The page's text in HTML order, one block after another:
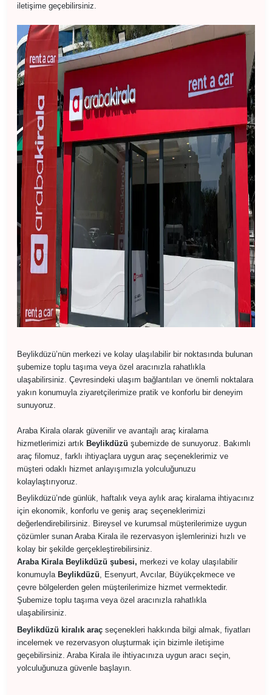
iletişime geçebilirsiniz.
Beylikdüzü’nün merkezi ve kolay ulaşılabilir bir noktasında bulunan
şubemize toplu taşıma veya özel aracınızla rahatlıkla
ulaşabilirsiniz. Çevresindeki ulaşım bağlantıları ve önemli noktalara
yakın konumuyla ziyaretçilerimize pratik ve konforlu bir deneyim
sunuyoruz.
Araba Kirala olarak güvenilir ve avantajlı araç kiralama
hizmetlerimizi artık Beylikdüzü şubemizde de sunuyoruz. Bakımlı
araç filomuz, farklı ihtiyaçlara uygun araç seçeneklerimiz ve
müşteri odaklı hizmet anlayışımızla yolculuğunuzu
kolaylaştırıyoruz.
Beylikdüzü’nde günlük, haftalık veya aylık araç kiralama ihtiyacınız
için ekonomik, konforlu ve geniş araç seçeneklerimizi
değerlendirebilirsiniz. Bireysel ve kurumsal müşterilerimize uygun
çözümler sunan Araba Kirala ile rezervasyon işlemlerinizi hızlı ve
kolay bir şekilde gerçekleştirebilirsiniz.
Araba Kirala Beylikdüzü şubesi, merkezi ve kolay ulaşılabilir
konumuyla Beylikdüzü, Esenyurt, Avcılar, Büyükçekmece ve
çevre bölgelerden gelen müşterilerimize hizmet vermektedir.
Şubemize toplu taşıma veya özel aracınızla rahatlıkla
ulaşabilirsiniz.
Beylikdüzü kiralık araç seçenekleri hakkında bilgi almak, fiyatları
incelemek ve rezervasyon oluşturmak için bizimle iletişime
geçebilirsiniz. Araba Kirala ile ihtiyacınıza uygun aracı seçin,
yolculuğunuza güvenle başlayın.